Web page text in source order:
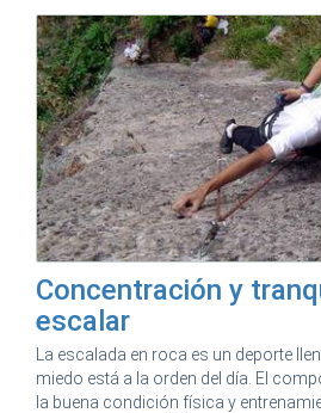
Concentración y
escalar
La escalada en roca es un deporte
miedo está a la orden del día. El
la buena condición física y